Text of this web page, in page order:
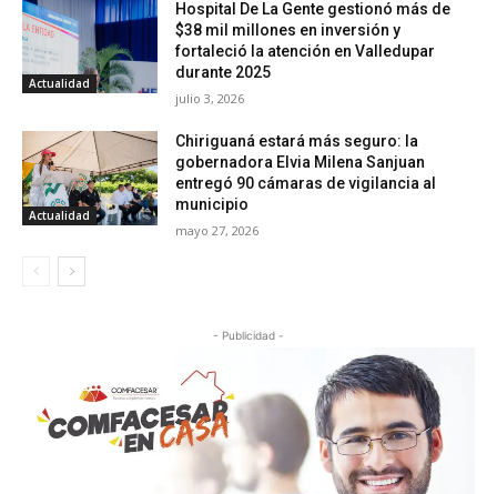
Actualidad
Hospital De La Gente gestionó más de
$38 mil millones en inversión y
fortaleció la atención en Valledupar
durante 2025
julio 3, 2026
Actualidad
Chiriguaná estará más seguro: la
gobernadora Elvia Milena Sanjuan
entregó 90 cámaras de vigilancia al
municipio
mayo 27, 2026
- Publicidad -